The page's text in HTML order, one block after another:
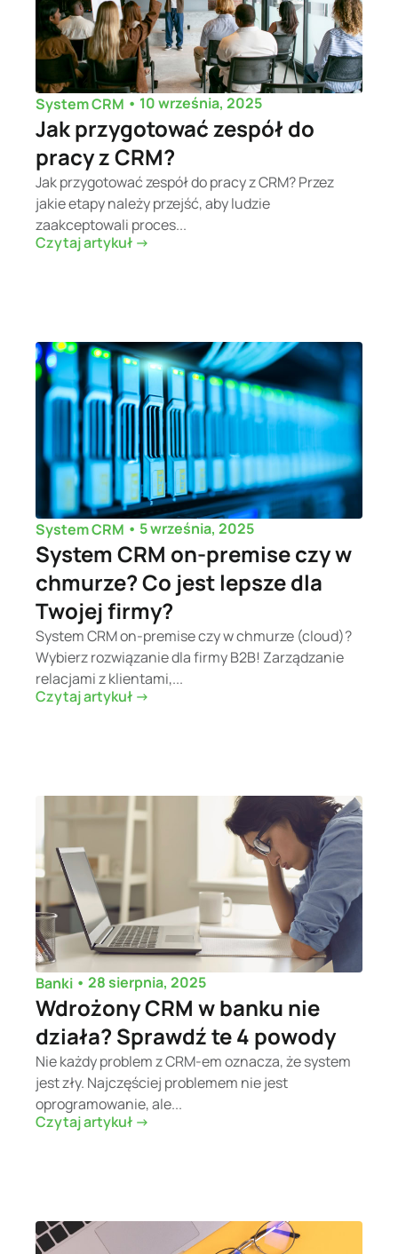
System CRM • 10 września, 2025
Jak przygotować zespół do
pracy z CRM?
Jak przygotować zespół do pracy z CRM? Przez
jakie etapy należy przejść, aby ludzie
zaakceptowali proces...
Czytaj artykuł ->
System CRM • 5 września, 2025
System CRM on-premise czy w
chmurze? Co jest lepsze dla
Twojej firmy?
System CRM on-premise czy w chmurze (cloud)?
Wybierz rozwiązanie dla firmy B2B! Zarządzanie
relacjami z klientami,...
Czytaj artykuł ->
Banki • 28 sierpnia, 2025
Wdrożony CRM w banku nie
działa? Sprawdź te 4 powody
Nie każdy problem z CRM-em oznacza, że system
jest zły. Najczęściej problemem nie jest
oprogramowanie, ale...
Czytaj artykuł ->